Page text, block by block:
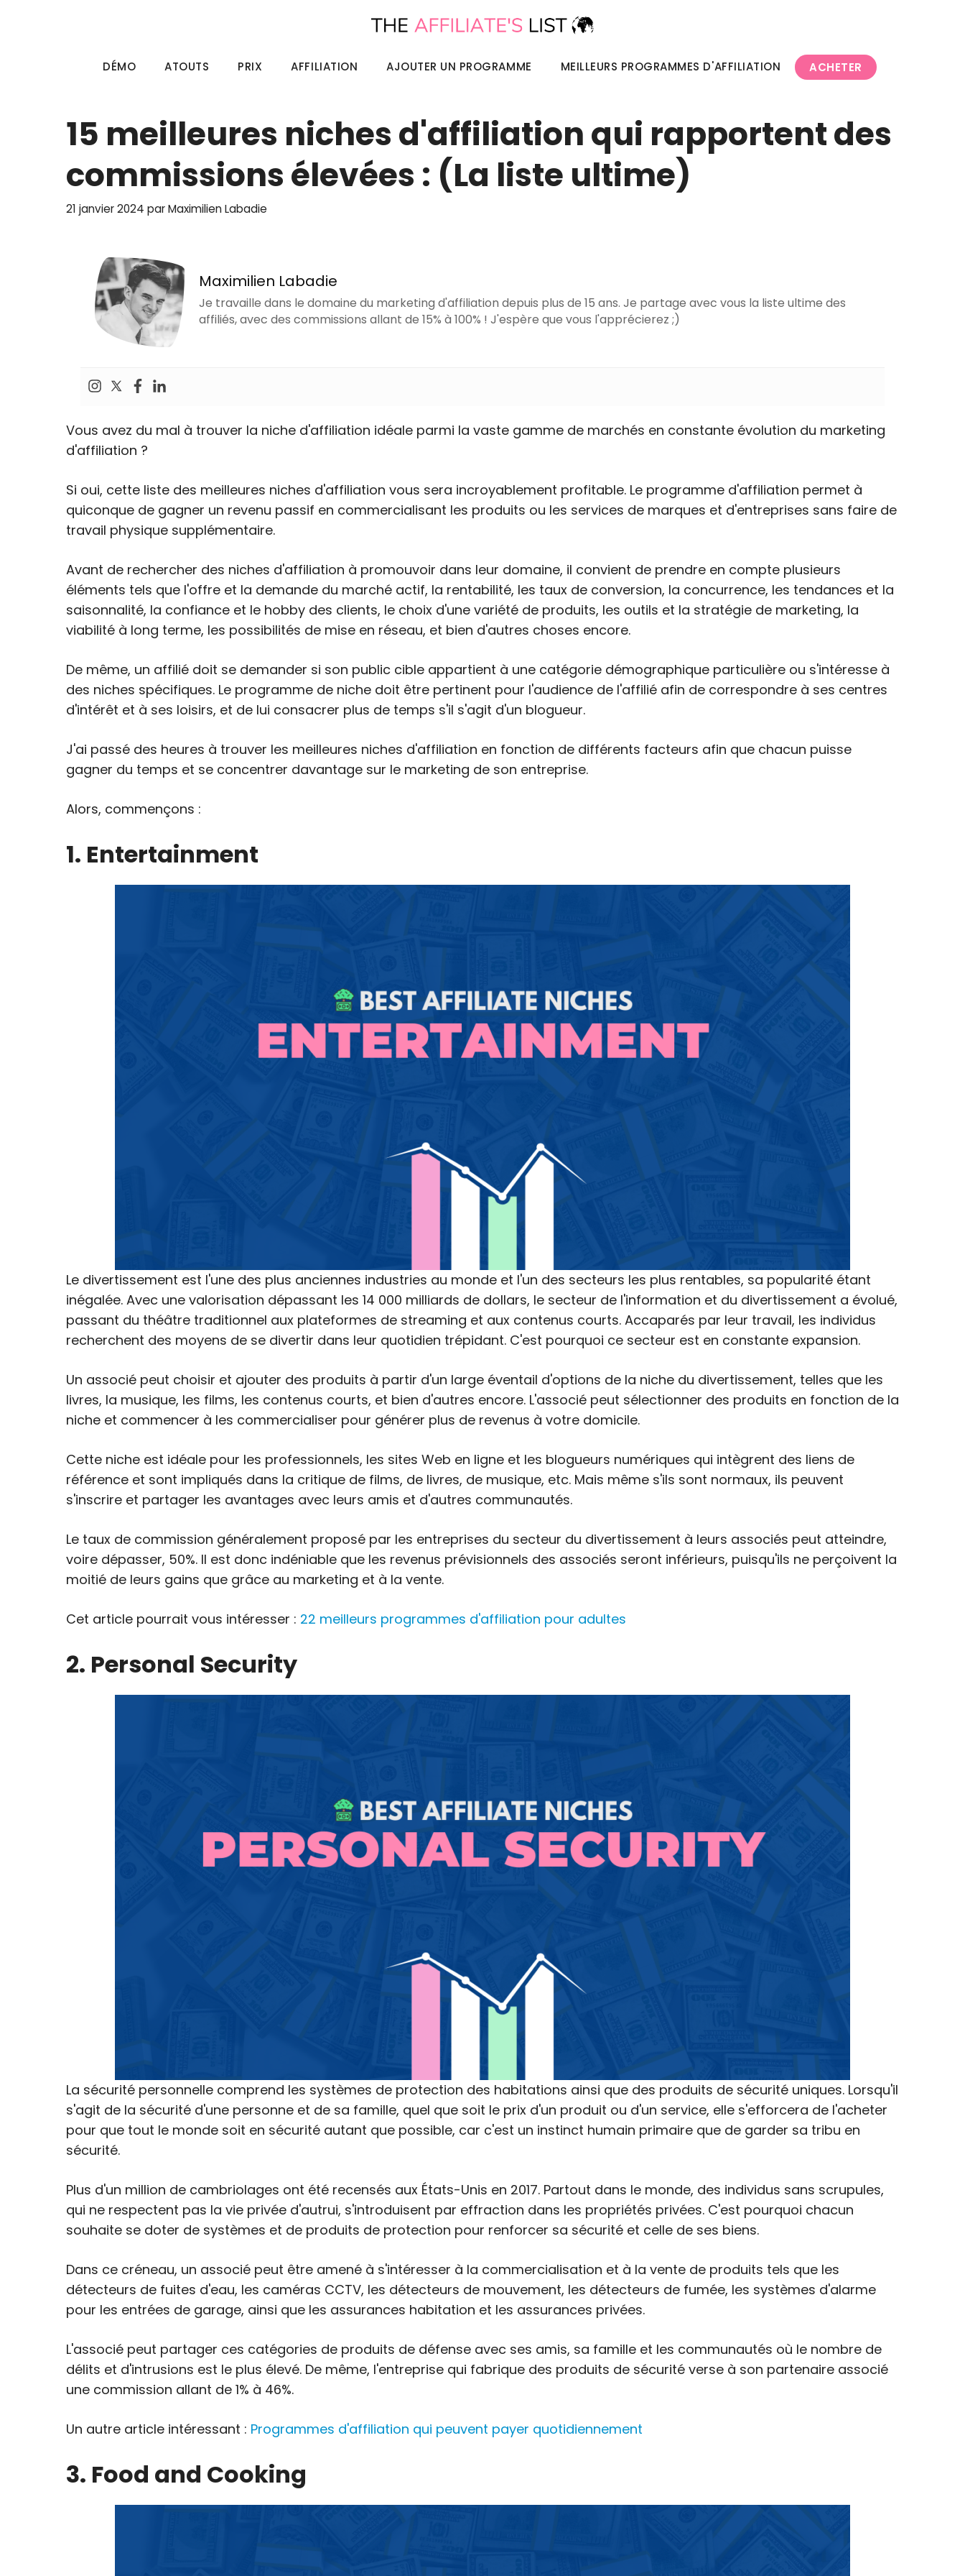
DÉMO ATOUTS PRIX AFFILIATION AJOUTER UN PROGRAMME MEILLEURS PROGRAMMES D'AFFILIATION ACHETER
15 meilleures niches d'affiliation qui rapportent des
commissions élevées : (La liste ultime)
21 janvier 2024 parMaximilien Labadie
Maximilien Labadie
Je travaille dans le domaine du marketing d'affiliation depuis plus de 15 ans. Je partage avec vous la liste ultime des
affiliés, avec des commissions allant de 15% à 100% ! J'espère que vous l'apprécierez ;)
Vous avez du mal à trouver la niche d'affiliation idéale parmi la vaste gamme de marchés en constante évolution du marketing
d'affiliation ?
Si oui, cette liste des meilleures niches d'affiliation vous sera incroyablement profitable. Le programme d'affiliation permet à
quiconque de gagner un revenu passif en commercialisant les produits ou les services de marques et d'entreprises sans faire de
travail physique supplémentaire.
Avant de rechercher des niches d'affiliation à promouvoir dans leur domaine, il convient de prendre en compte plusieurs
éléments tels que l'offre et la demande du marché actif, la rentabilité, les taux de conversion, la concurrence, les tendances et la
saisonnalité, la confiance et le hobby des clients, le choix d'une variété de produits, les outils et la stratégie de marketing, la
viabilité à long terme, les possibilités de mise en réseau, et bien d'autres choses encore.
De même, un affilié doit se demander si son public cible appartient à une catégorie démographique particulière ou s'intéresse à
des niches spécifiques. Le programme de niche doit être pertinent pour l'audience de l'affilié afin de correspondre à ses centres
d'intérêt et à ses loisirs, et de lui consacrer plus de temps s'il s'agit d'un blogueur.
J'ai passé des heures à trouver les meilleures niches d'affiliation en fonction de différents facteurs afin que chacun puisse
gagner du temps et se concentrer davantage sur le marketing de son entreprise.
Alors, commençons :
1. Entertainment
Le divertissement est l'une des plus anciennes industries au monde et l'un des secteurs les plus rentables, sa popularité étant
inégalée. Avec une valorisation dépassant les 14 000 milliards de dollars, le secteur de l'information et du divertissement a évolué,
passant du théâtre traditionnel aux plateformes de streaming et aux contenus courts. Accaparés par leur travail, les individus
recherchent des moyens de se divertir dans leur quotidien trépidant. C'est pourquoi ce secteur est en constante expansion.
Un associé peut choisir et ajouter des produits à partir d'un large éventail d'options de la niche du divertissement, telles que les
livres, la musique, les films, les contenus courts, et bien d'autres encore. L'associé peut sélectionner des produits en fonction de la
niche et commencer à les commercialiser pour générer plus de revenus à votre domicile.
Cette niche est idéale pour les professionnels, les sites Web en ligne et les blogueurs numériques qui intègrent des liens de
référence et sont impliqués dans la critique de films, de livres, de musique, etc. Mais même s'ils sont normaux, ils peuvent
s'inscrire et partager les avantages avec leurs amis et d'autres communautés.
Le taux de commission généralement proposé par les entreprises du secteur du divertissement à leurs associés peut atteindre,
voire dépasser, 50%. Il est donc indéniable que les revenus prévisionnels des associés seront inférieurs, puisqu'ils ne perçoivent la
moitié de leurs gains que grâce au marketing et à la vente.
Cet article pourrait vous intéresser : 22 meilleurs programmes d'affiliation pour adultes
2. Personal Security
La sécurité personnelle comprend les systèmes de protection des habitations ainsi que des produits de sécurité uniques. Lorsqu'il
s'agit de la sécurité d'une personne et de sa famille, quel que soit le prix d'un produit ou d'un service, elle s'efforcera de l'acheter
pour que tout le monde soit en sécurité autant que possible, car c'est un instinct humain primaire que de garder sa tribu en
sécurité.
Plus d'un million de cambriolages ont été recensés aux États-Unis en 2017. Partout dans le monde, des individus sans scrupules,
qui ne respectent pas la vie privée d'autrui, s'introduisent par effraction dans les propriétés privées. C'est pourquoi chacun
souhaite se doter de systèmes et de produits de protection pour renforcer sa sécurité et celle de ses biens.
Dans ce créneau, un associé peut être amené à s'intéresser à la commercialisation et à la vente de produits tels que les
détecteurs de fuites d'eau, les caméras CCTV, les détecteurs de mouvement, les détecteurs de fumée, les systèmes d'alarme
pour les entrées de garage, ainsi que les assurances habitation et les assurances privées.
L'associé peut partager ces catégories de produits de défense avec ses amis, sa famille et les communautés où le nombre de
délits et d'intrusions est le plus élevé. De même, l'entreprise qui fabrique des produits de sécurité verse à son partenaire associé
une commission allant de 1% à 46%.
Un autre article intéressant : Programmes d'affiliation qui peuvent payer quotidiennement
3. Food and Cooking